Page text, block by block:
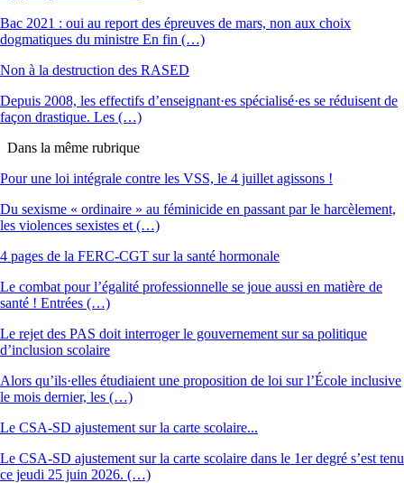
Bac 2021 : oui au report des épreuves de mars, non aux choix
dogmatiques du ministre En fin (…)
Non à la destruction des RASED
Depuis 2008, les effectifs d’enseignant·es spécialisé·es se réduisent de
façon drastique. Les (…)
Dans la même rubrique
Pour une loi intégrale contre les VSS, le 4 juillet agissons !
Du sexisme « ordinaire » au féminicide en passant par le harcèlement,
les violences sexistes et (…)
4 pages de la FERC-CGT sur la santé hormonale
Le combat pour l’égalité professionnelle se joue aussi en matière de
santé ! Entrées (…)
Le rejet des PAS doit interroger le gouvernement sur sa politique
d’inclusion scolaire
Alors qu’ils·elles étudiaient une proposition de loi sur l’École inclusive
le mois dernier, les (…)
Le CSA-SD ajustement sur la carte scolaire...
Le CSA-SD ajustement sur la carte scolaire dans le 1er degré s’est tenu
ce jeudi 25 juin 2026. (…)